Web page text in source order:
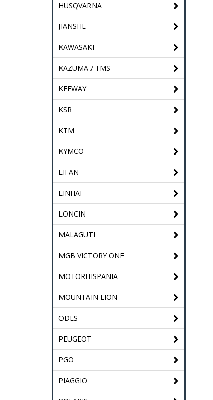
HUSQVARNA
JIANSHE
KAWASAKI
KAZUMA / TMS
KEEWAY
KSR
KTM
KYMCO
LIFAN
LINHAI
LONCIN
MALAGUTI
MGB VICTORY ONE
MOTORHISPANIA
MOUNTAIN LION
ODES
PEUGEOT
PGO
PIAGGIO